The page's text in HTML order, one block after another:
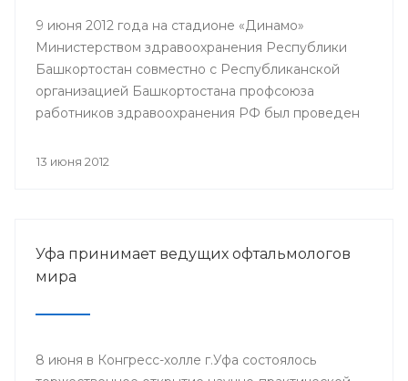
9 июня 2012 года на стадионе «Динамо»
Министерством здравоохранения Республики
Башкортостан совместно с Республиканской
организацией Башкортостана профсоюза
работников здравоохранения РФ был проведен
отрасли здравоохранения, посвященный Дню
систематическим занятиям физической культурой
и спортом, укрепления здоровья работников
сферы здравоохранения.
13 июня 2012
Уфа принимает ведущих офтальмологов
мира
8 июня в Конгресс-холле г.Уфа состоялось